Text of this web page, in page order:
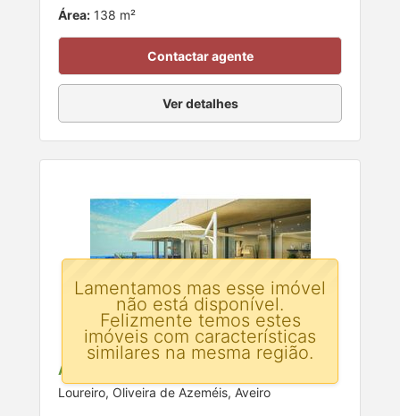
Área: 138 m²
Contactar agente
Ver detalhes
Apartamento T3 para venda
Loureiro, Oliveira de Azeméis, Aveiro
Lamentamos mas esse imóvel
não está disponível.
Felizmente temos estes
imóveis com características
similares na mesma região.